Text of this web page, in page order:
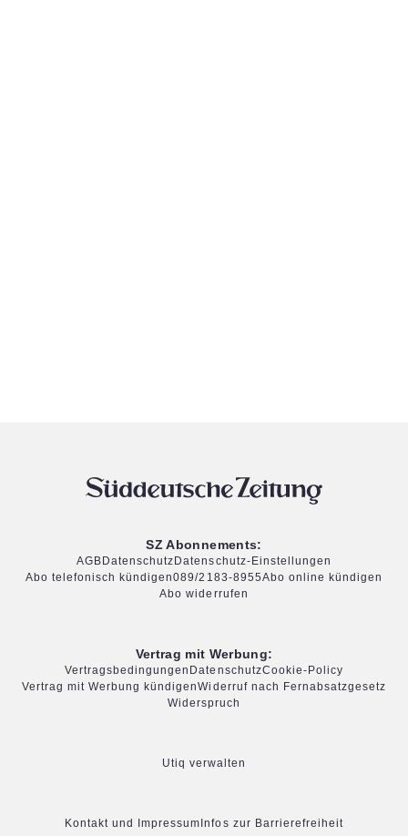
SZ Abonnements:
AGB Datenschutz Datenschutz-Einstellungen
Abo telefonisch kündigen089/2183-8955Abo online kündigen
Abo widerrufen
Vertrag mit Werbung:
Vertragsbedingungen DatenschutzCookie-Policy
Vertrag mit Werbung kündigenWiderruf nach Fernabsatzgesetz
Widerspruch
Utiq verwalten
Kontakt und Impressum Infos zur Barrierefreiheit